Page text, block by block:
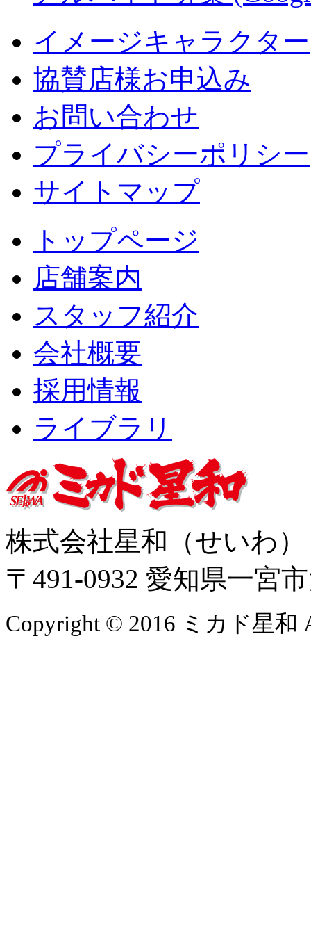
イメージキャラクター
協賛店様お申込み
お問い合わせ
プライバシーポリシー
サイトマップ
トップページ
店舗案内
スタッフ紹介
会社概要
採用情報
ライブラリ
株式会社星和（せいわ
〒491-0932 愛知県一宮
Copyright © 2016 ミカド星和